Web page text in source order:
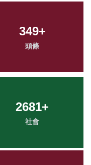
349+
頭條
2681+
社會